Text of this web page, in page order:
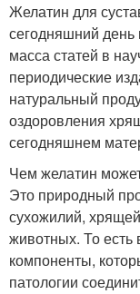
Желатин для
сегодняшний день
масса статей в
периодические
натуральный
оздоровления
сегодняшнем
Чем желатин
Это природный
сухожилий,
животных. То есть
компоненты,
патологии